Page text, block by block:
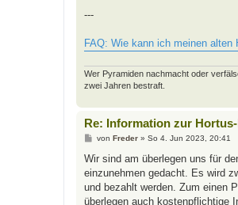
---
FAQ: Wie kann ich meinen alten
Wer Pyramiden nachmacht oder
zwei Jahren bestraft.
Re: Information zur
B
i
r
a
von Freder» So 4. Jun 2023, 20:41
Wir sind am überlegen uns für
einzunehmen gedacht. Es wird
und bezahlt werden. Zum einen
überlegen auch kostenpflichtige